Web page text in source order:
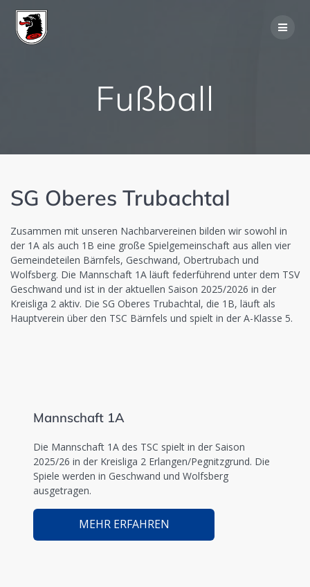
Fußball
SG Oberes Trubachtal
Zusammen mit unseren Nachbarvereinen bilden wir sowohl in
der 1A als auch 1B eine große Spielgemeinschaft aus allen vier
Gemeindeteilen Bärnfels, Geschwand, Obertrubach und
Wolfsberg. Die Mannschaft 1A läuft federführend unter dem TSV
Geschwand und ist in der aktuellen Saison 2025/2026 in der
Kreisliga 2 aktiv. Die SG Oberes Trubachtal, die 1B, läuft als
Hauptverein über den TSC Bärnfels und spielt in der A-Klasse 5.
Mannschaft 1A
Die Mannschaft 1A des TSC spielt in der Saison
2025/26 in der Kreisliga 2 Erlangen/Pegnitzgrund. Die
Spiele werden in Geschwand und Wolfsberg
ausgetragen.
MEHR ERFAHREN